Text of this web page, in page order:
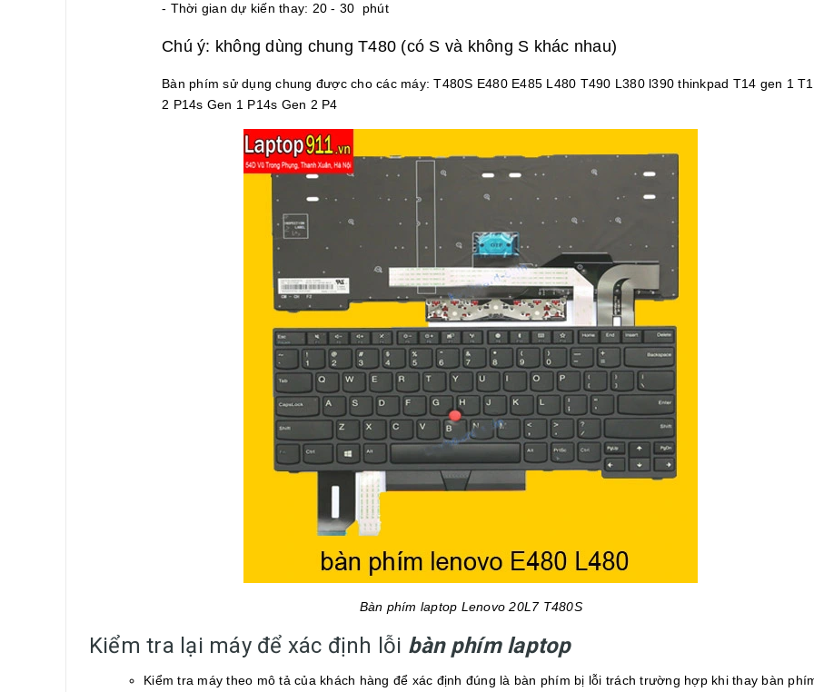
- Thời gian dự kiến thay: 20 - 30 phút
Chú ý: không dùng chung T480 (có S và không S khác nhau)
Bàn phím sử dụng chung được cho các máy: T480S E480 E485 L480 T490 L380 l390 thinkpad T14 gen 1
2 P14s Gen 1 P14s Gen 2 P4
Bàn phím laptop Lenovo 20L7 T480S
Kiểm tra lại máy để xác định lỗi bàn phím laptop
Kiểm tra máy theo mô tả của khách hàng để xác định đúng là bàn phím bị lỗi trách trường hợp khi thay bàn